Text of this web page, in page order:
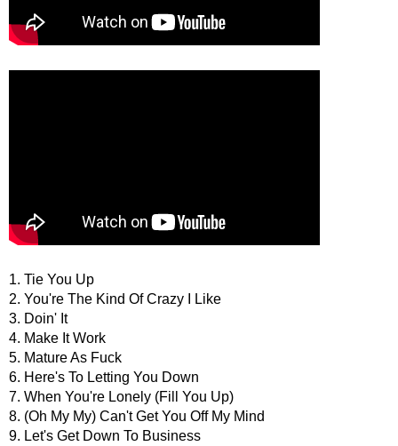
1. Tie You Up
2. You're The Kind Of Crazy I Like
3. Doin' It
4. Make It Work
5. Mature As Fuck
6. Here's To Letting You Down
7. When You're Lonely (Fill You Up)
8. (Oh My My) Can't Get You Off My Mind
9. Let's Get Down To Business